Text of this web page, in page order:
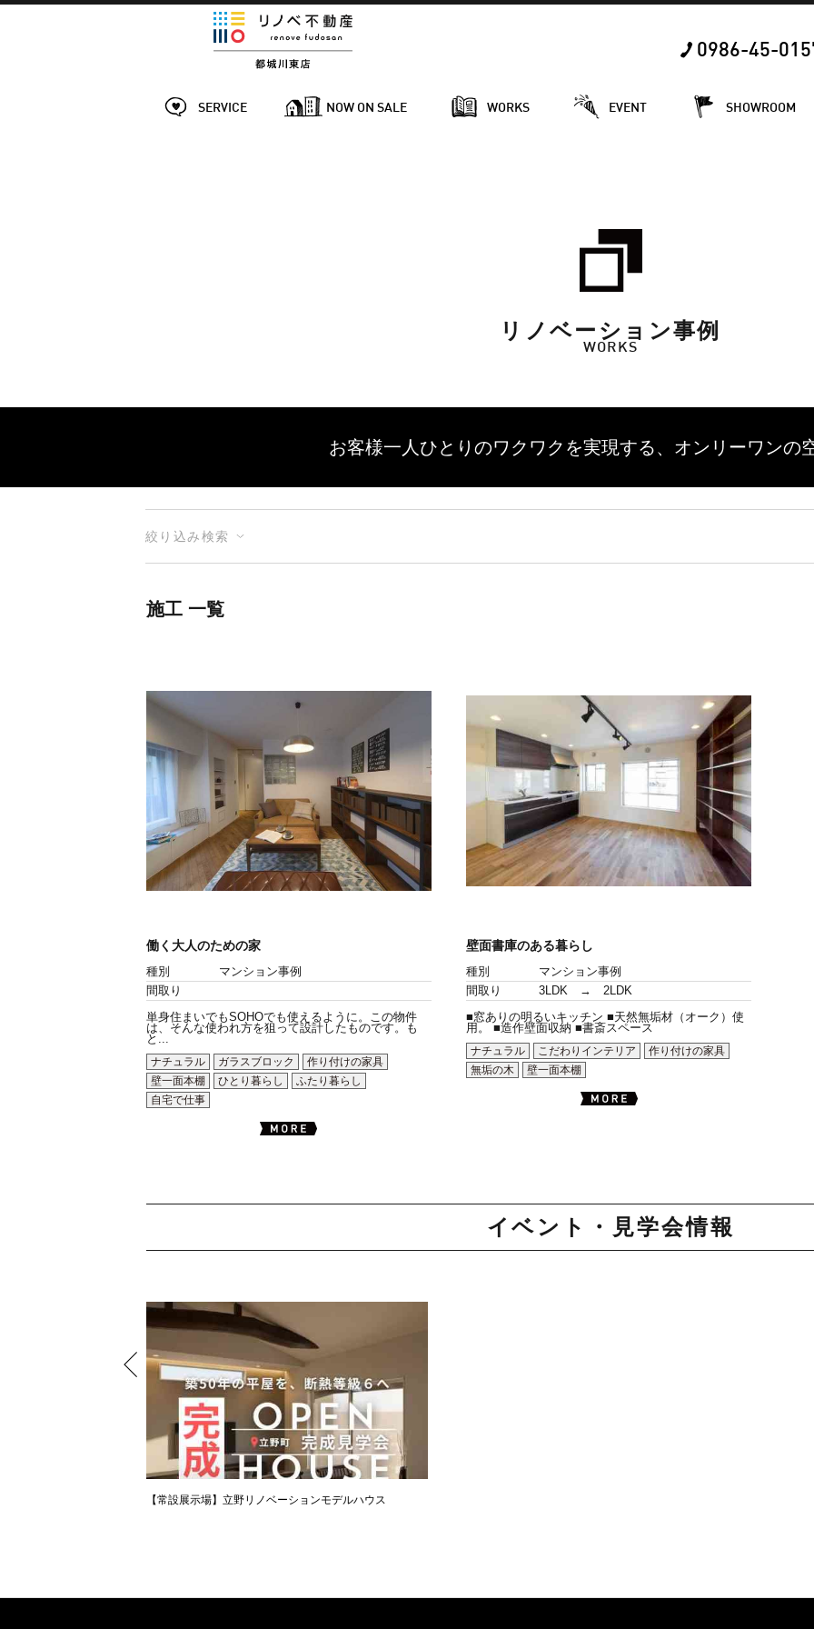
0986-45-
SERVICE NOW ON SALE WORKS EVENT SHOWROOM
リノベーション事例
WORKS
お客様一人ひとりのワクワクを実現する、 オンリーワンの
絞り込み検索
施工 一覧
働く大人のための家
種別
マンション事例
間取り
単身住まいでもSOHOでも使えるように。この物件
は、そんな使われ方を狙って設計したものです。も
と...
ナチュラル
ガラスブロック
作り付けの家具
壁一面本棚
ひとり暮らし
ふたり暮らし
自宅で仕事
壁面書庫のある暮らし
種別
マンション事例
間取り
3LDK → 2LDK
■窓ありの明るいキッチン ■天然無垢材（オーク）使
用。 ■造作壁面収納 ■書斎スペース
ナチュラル
こだわりインテリア
作り付けの家具
無垢の木
壁一面本棚
イベント・見学会情報
【常設展示場】立野リノベーションモデルハウス